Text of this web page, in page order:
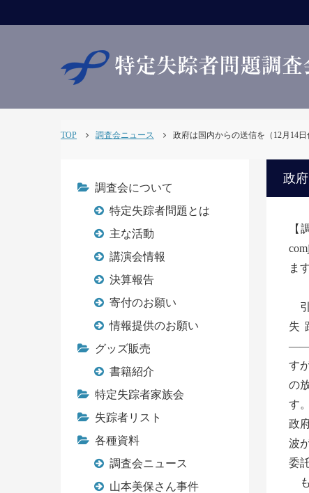
TOP 調査会ニュース 政府は国内からの送信を（12月14日
政
【
ま
引
失
す
の
す
政
波
委
も
調査会について
特定失踪者問題とは
主な活動
講演会情報
決算報告
寄付のお願い
情報提供のお願い
グッズ販売
書籍紹介
特定失踪者家族会
失踪者リスト
各種資料
調査会ニュース
山本美保さん事件